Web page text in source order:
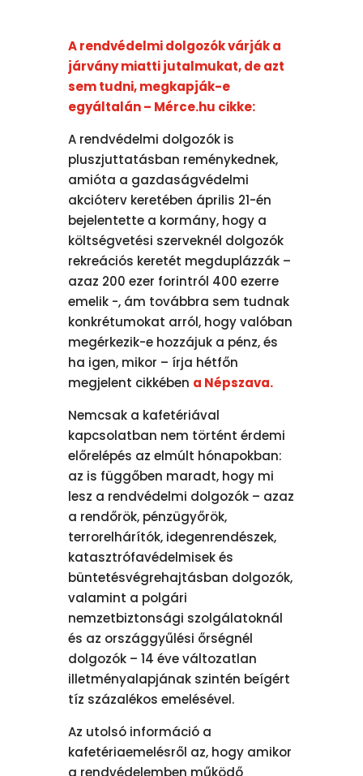
A rendvédelmi dolgozók várják a
járvány miatti jutalmukat, de azt
sem tudni, megkapják-e
egyáltalán – Mérce.hu cikke:
A rendvédelmi dolgozók is
pluszjuttatásban reménykednek,
amióta a gazdaságvédelmi
akcióterv keretében április 21-én
bejelentette a kormány, hogy a
költségvetési szerveknél dolgozók
rekreációs keretét megduplázzák –
azaz 200 ezer forintról 400 ezerre
emelik -, ám továbbra sem tudnak
konkrétumokat arról, hogy valóban
megérkezik-e hozzájuk a pénz, és
ha igen, mikor – írja hétfőn
megjelent cikkében a Népszava.
Nemcsak a kafetériával
kapcsolatban nem történt érdemi
előrelépés az elmúlt hónapokban:
az is függőben maradt, hogy mi
lesz a rendvédelmi dolgozók – azaz
a rendőrök, pénzügyőrök,
terrorelhárítók, idegenrendészek,
katasztrófavédelmisek és
büntetésvégrehajtásban dolgozók,
valamint a polgári
nemzetbiztonsági szolgálatoknál
és az országgyűlési őrségnél
dolgozók – 14 éve változatlan
illetményalapjának szintén beígért
tíz százalékos emelésével.
Az utolsó információ a
kafetériaemelésről az, hogy amikor
a rendvédelemben működő